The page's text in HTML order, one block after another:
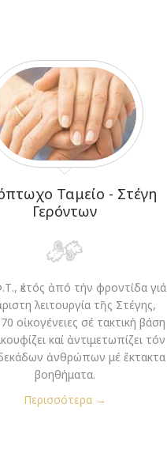
Ταμείο - Στέγη
Γερόντων
ἐκτός ἀπό τήν φροντίδα γιά
λειτουργία τῆς Στέγης,
οἰκογένειες σέ τακτική βάση
καί ἀντιμετωπίζει τόν
ἀνθρώπων μέ ἔκτακτα
βοηθήματα.
Περισσότερα →